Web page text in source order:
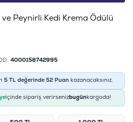
Peynirli Kedi Krema Ödülü
4000158742995
5 TL değerinde 52 Puan kazanacaksınız.
içinde sipariş verirsenizbugünkargoda!